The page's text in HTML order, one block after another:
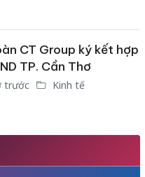
CT Group ký kết hợp
TP. Cần Thơ
trước Kinh tế